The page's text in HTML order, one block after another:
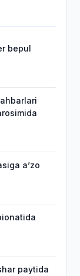
bepul
aʼzo
paytida